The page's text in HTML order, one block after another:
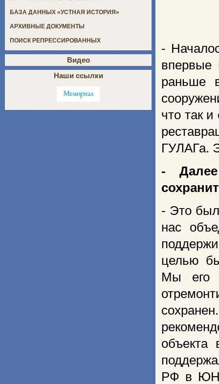
-
впервые
раньше
что так
ГУЛАГа.
- Далее
- Это
нас
целью
Мы его
объекта
РФ в
БАЗА ДАННЫХ «УСТНАЯ ИСТОРИЯ»
АРХИВНЫЕ ДОКУМЕНТЫ
ПОИСК РЕПРЕССИРОВАННЫХ
Видео
Наши ссылки